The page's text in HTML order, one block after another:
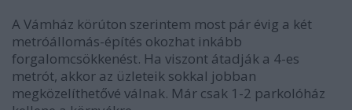
A Vámház körúton szerintem most pár évig a két
metróállomás-építés okozhat inkább
forgalomcsökkenést. Ha viszont átadják a 4-es
metrót, akkor az üzleteik sokkal jobban
megközelíthetővé válnak. Már csak 1-2 parkolóház